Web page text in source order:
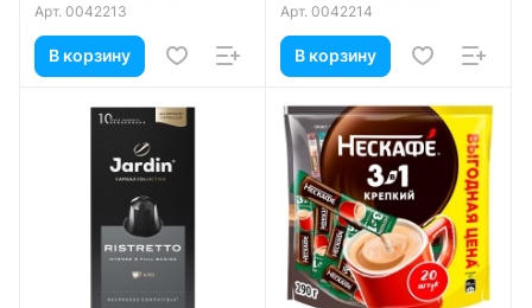
Арт. 0042213
В корзину
Арт. 0042214
В корзину